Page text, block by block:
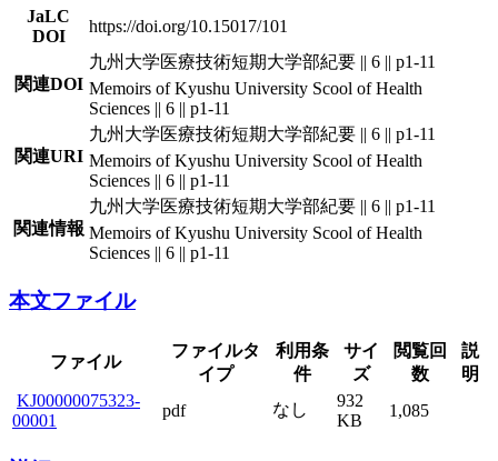
JaLC
DOI
https://doi.org/10.15017/101
関連DOI
九州大学医療技術短期大学部紀要 || 6 || p1-11
Memoirs of Kyushu University Scool of Health
Sciences || 6 || p1-11
関連URI
九州大学医療技術短期大学部紀要 || 6 || p1-11
Memoirs of Kyushu University Scool of Health
Sciences || 6 || p1-11
関連情報
九州大学医療技術短期大学部紀要 || 6 || p1-11
Memoirs of Kyushu University Scool of Health
Sciences || 6 || p1-11
本文ファイル
ファイル
ファイルタ
イプ
利用条
件
サイ
ズ
閲覧回
数
説
明
KJ00000075323-
00001
pdf なし
932
KB
1,085